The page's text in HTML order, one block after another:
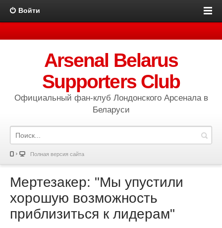
Войти
Arsenal Belarus
Supporters Club
Официальный фан-клуб Лондонского Арсенала в
Беларуси
Полная версия сайта
Мертезакер: "Мы упустили
хорошую возможность
приблизиться к лидерам"